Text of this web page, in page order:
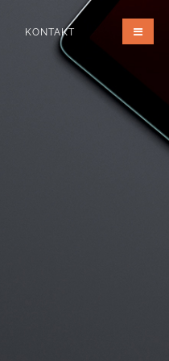
KONTAKT